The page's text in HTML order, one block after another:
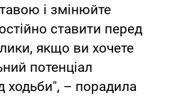
і змінюйте
ставити перед
якщо ви хочете
потенціал
ходьби", – порадила